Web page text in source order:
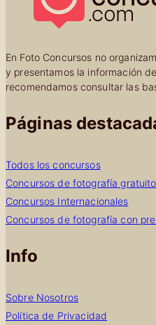
En Foto Concursos no
y presentamos la información
recomendamos consultar las
Páginas
Todos los concursos
Concursos de fotografía
Concursos Internacionales
Concursos de fotografía con
Info
Sobre Nosotros
Política de Privacidad